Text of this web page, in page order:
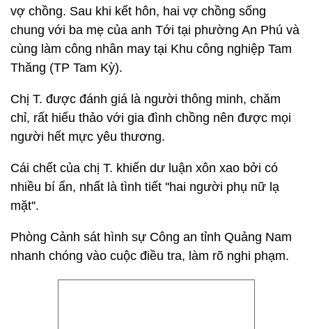
vợ chồng. Sau khi kết hôn, hai vợ chồng sống
chung với ba mẹ của anh Tới tại phường An Phú và
cùng làm công nhân may tại Khu công nghiệp Tam
Thăng (TP Tam Kỳ).
Chị T. được đánh giá là người thông minh, chăm
chỉ, rất hiếu thảo với gia đình chồng nên được mọi
người hết mực yêu thương.
Cái chết của chị T. khiến dư luận xôn xao bởi có
nhiều bí ẩn, nhất là tình tiết ''hai người phụ nữ lạ
mặt''.
Phòng Cảnh sát hình sự Công an tỉnh Quảng Nam
nhanh chóng vào cuộc điều tra, làm rõ nghi phạm.